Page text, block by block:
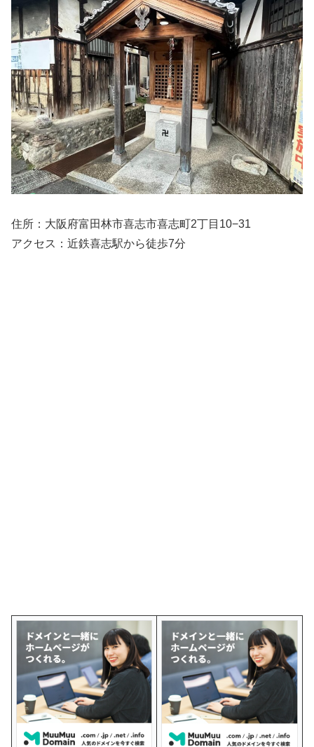
住所：大阪府富田林市喜志市喜志町2丁目10−31
アクセス：近鉄喜志駅から徒歩7分